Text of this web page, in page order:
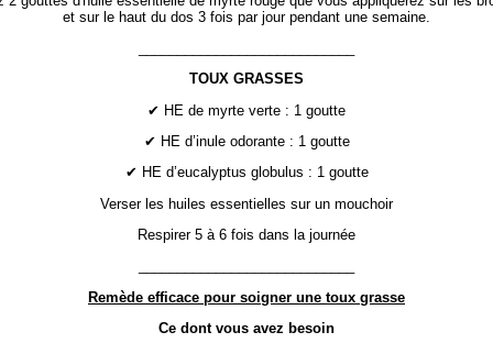
et sur le haut du dos 3 fois par jour pendant une semaine.
TOUX GRASSES
✔ HE de myrte verte : 1 goutte
✔ HE d’inule odorante : 1 goutte
✔ HE d’eucalyptus globulus : 1 goutte
Verser les huiles essentielles sur un mouchoir
Respirer 5 à 6 fois dans la journée
Remède efficace pour soigner une toux grasse
Ce dont vous avez besoin